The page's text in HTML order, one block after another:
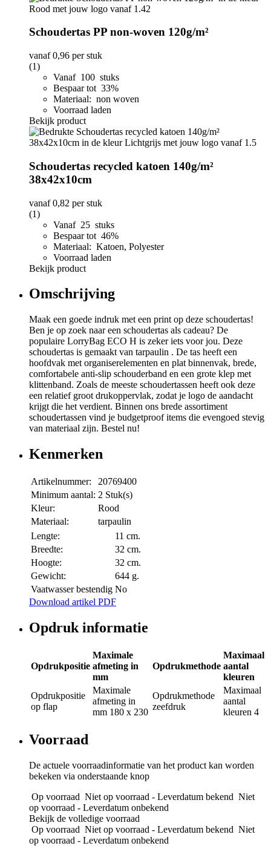
Schoudertas PP non-woven 120g/m²
vanaf0,96 per stuk
(1)
Vanaf 100 stuks
Bespaar tot 33%
Materiaal: non woven
Voorraad laden
Bekijk product
Schoudertas recycled katoen 140g/m²
38x42x10cm
vanaf0,82 per stuk
(1)
Vanaf 25 stuks
Bespaar tot 46%
Materiaal: Katoen, Polyester
Voorraad laden
Bekijk product
Omschrijving
Maak een goede indruk met een print op deze schoudertas!
Ben je op zoek naar een schoudertas als cadeau? De
populaire LorryBag ECO H is zeker iets voor jou. Deze
schoudertas is gemaakt van tarpaulin . De tas heeft een
hoofdvak met organiserelementen en plat binnenvak, brede,
comfortabele anti-slip schouderband en een grote klep met
klittenband. Zoals de meeste schoudertassen heeft ook deze
een relatief groot drukoppervlak, zodat je logo de aandacht
krijgt die het verdient. Binnen ons brede assortiment
schoudertassen vind je budgetproof items die evengoed stevig
van materiaal zijn. Bestel nu!
Kenmerken
Artikelnummer:
20769400
Minimum aantal: 2 Stuk(s)
Kleur:
Rood
Materiaal:
tarpaulin
Lengte:
11 cm.
Breedte:
32 cm.
Hoogte:
32 cm.
Gewicht:
644 g.
Vaatwasser bestendig No
Download artikel PDF
Opdruk informatie
Opdrukpositie
Maximale
afmeting in
mm
Opdrukmethode
Maximaal
aantal
kleuren
Opdrukpositie
op flap
Maximale
afmeting in
mm 180 x 230
Opdrukmethode
zeefdruk
Maximaal
aantal
kleuren 4
Voorraad
De actuele voorraadinformatie van het product kan worden
bekeken via onderstaande knop
Op voorraad Niet op voorraad - Leverdatum bekend Niet
op voorraad - Leverdatum onbekend
Bekijk de volledige voorraad
Op voorraad Niet op voorraad - Leverdatum bekend Niet
op voorraad - Leverdatum onbekend